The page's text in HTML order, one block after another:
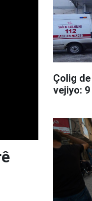
Çolig
vejiyo: